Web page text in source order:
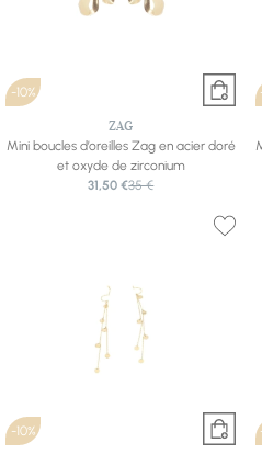
-10%
ZAG
Mini boucles d’oreilles Zag en acier doré
et oxyde de zirconium
31,50 €35 €
-10%